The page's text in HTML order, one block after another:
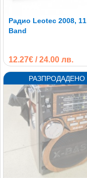
Радио Leotec 2008, 11
Band
12.27€ / 24.00 лв.